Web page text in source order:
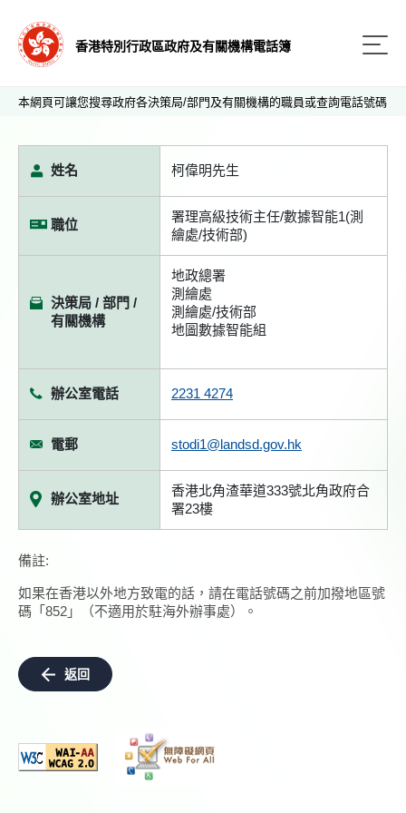
香港特別行政區政府及有關機構電話簿
本網頁可讓您搜尋政府各決策局/部門及有關機構的職員或查詢電話號碼
姓名 柯偉明先生
職位
署理高級技術主任/數據智能1(測
繪處/技術部)
決策局 / 部門 /
有關機構
地政總署
測繪處
測繪處/技術部
地圖數據智能組
辦公室電話 2231 4274
電郵 stodi1@landsd.gov.hk
辦公室地址
香港北角渣華道333號北角政府合
署23樓
備註:
如果在香港以外地方致電的話，請在電話號碼之前加撥地區號
碼「852」（不適用於駐海外辦事處）。
返回